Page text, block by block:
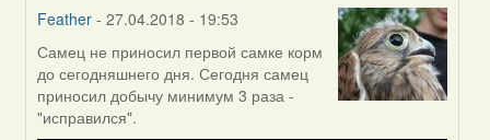
Feather - 27.04.2018 - 19:53
In
reply
to
by
Самец не приносил первой самке корм
до сегодняшнего дня. Сегодня самец
приносил добычу минимум 3 раза -
"исправился".